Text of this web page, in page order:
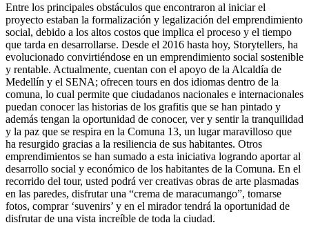
Entre los principales obstáculos que encontraron al iniciar el
proyecto estaban la formalización y legalización del emprendimiento
social, debido a los altos costos que implica el proceso y el tiempo
que tarda en desarrollarse. Desde el 2016 hasta hoy, Storytellers, ha
evolucionado convirtiéndose en un emprendimiento social sostenible
y rentable. Actualmente, cuentan con el apoyo de la Alcaldía de
Medellín y el SENA; ofrecen tours en dos idiomas dentro de la
comuna, lo cual permite que ciudadanos nacionales e internacionales
puedan conocer las historias de los grafitis que se han pintado y
además tengan la oportunidad de conocer, ver y sentir la tranquilidad
y la paz que se respira en la Comuna 13, un lugar maravilloso que
ha resurgido gracias a la resiliencia de sus habitantes. Otros
emprendimientos se han sumado a esta iniciativa logrando aportar al
desarrollo social y económico de los habitantes de la Comuna. En el
recorrido del tour, usted podrá ver creativas obras de arte plasmadas
en las paredes, disfrutar una “crema de maracumango”, tomarse
fotos, comprar ‘suvenirs’ y en el mirador tendrá la oportunidad de
disfrutar de una vista increíble de toda la ciudad.